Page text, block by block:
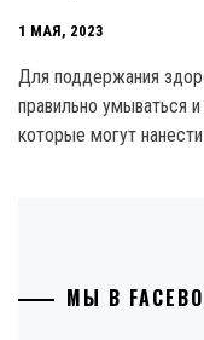
1 МАЯ, 2023
Для поддержания
правильно умываться
которые могут
МЫ В